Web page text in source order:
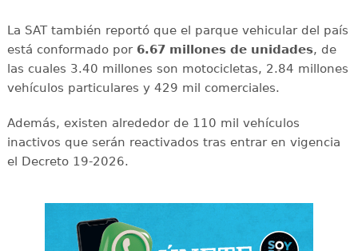
La SAT también reportó que el parque vehicular del país
está conformado por 6.67 millones de unidades, de
las cuales 3.40 millones son motocicletas, 2.84 millones
vehículos particulares y 429 mil comerciales.
Además, existen alrededor de 110 mil vehículos
inactivos que serán reactivados tras entrar en vigencia
el Decreto 19-2026.